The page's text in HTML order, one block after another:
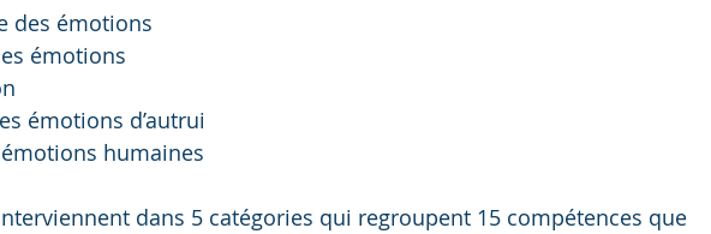
des émotions
émotions
émotions d’autrui
humaines
dans 5 catégories qui regroupent 15 compétences que